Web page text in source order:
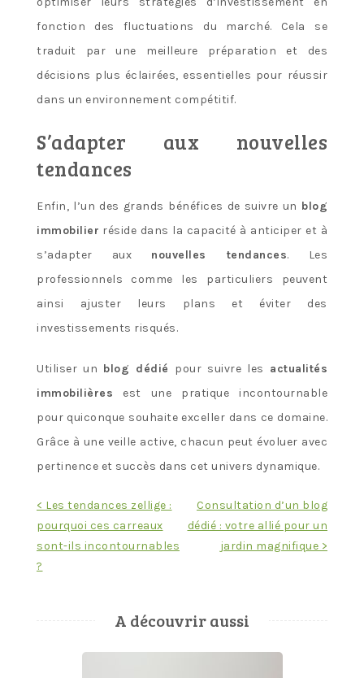
fonction des fluctuations du marché. Cela se
traduit par une meilleure préparation et des
décisions plus éclairées, essentielles pour réussir
dans un environnement compétitif.
S’adapter aux nouvelles
tendances
Enfin, l’un des grands bénéfices de suivre un blog
immobilier réside dans la capacité à anticiper et à
s’adapter aux nouvelles tendances. Les
professionnels comme les particuliers peuvent
ainsi ajuster leurs plans et éviter des
investissements risqués.
Utiliser un blog dédié pour suivre les actualités
immobilières est une pratique incontournable
pour quiconque souhaite exceller dans ce domaine.
Grâce à une veille active, chacun peut évoluer avec
pertinence et succès dans cet univers dynamique.
Navigation
l’article
< Les tendances zellige :
pourquoi ces carreaux
sont-ils incontournables
?
Consultation d’un blog
dédié : votre allié pour un
jardin magnifique >
A découvrir aussi